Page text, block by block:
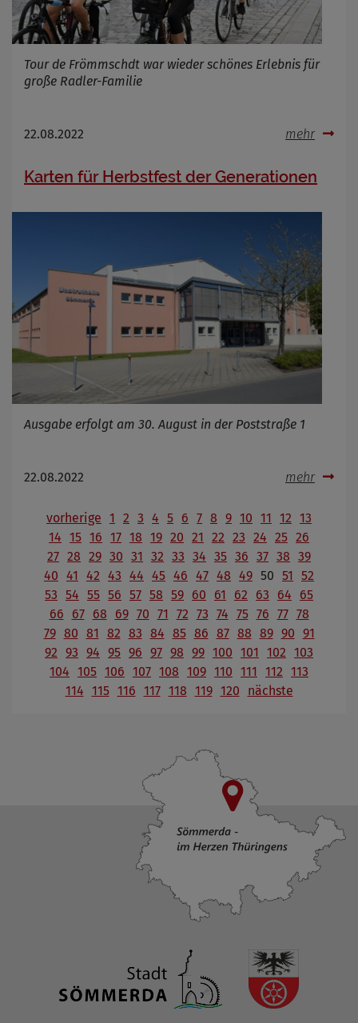
Tour de Frömmschdt war wieder schönes Erlebnis für
große Radler-Familie
22.08.2022 mehr
Karten für Herbstfest der Generationen
Ausgabe erfolgt am 30. August in der Poststraße 1
22.08.2022 mehr
vorherige 1 2 3 4 5 6 7 8 9 10 11 12 13
14 15 16 17 18 19 20 21 22 23 24 25 26
27 28 29 30 31 32 33 34 35 36 37 38 39
40 41 42 43 44 45 46 47 48 49 50 51
52
53 54 55 56 57 58 59 60 61 62 63 64
65
66
67 68 69 70 71 72 73 74 75 76 77 78
79 80 81 82 83 84 85 86 87 88 89 90 91
92 93 94 95 96 97 98 99 100 101 102 103
104 105 106 107 108 109 110 111 112 113
114 115 116 117 118 119 120 nächste